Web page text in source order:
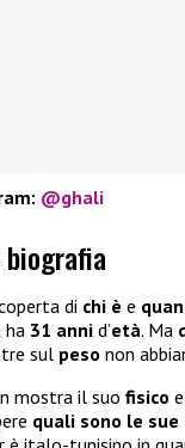
@ghali
di chi è e
ha 31 anni d’età. Ma
sul peso non
mostra il suo fisico
quali sono le sue